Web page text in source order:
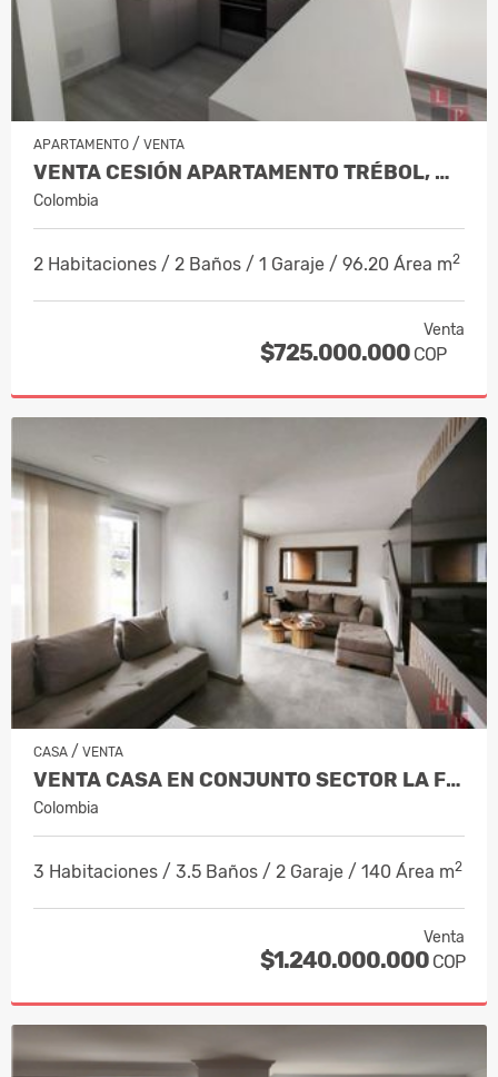
APARTAMENTO / VENTA
VENTA CESIÓN APARTAMENTO TRÉBOL, MAN…
Colombia
2 Habitaciones / 2 Baños / 1 Garaje / 96.20 Área m2
Venta
$725.000.000 COP
CASA / VENTA
VENTA CASA EN CONJUNTO SECTOR LA FLORID…
Colombia
3 Habitaciones / 3.5 Baños / 2 Garaje / 140 Área m2
Venta
$1.240.000.000 COP